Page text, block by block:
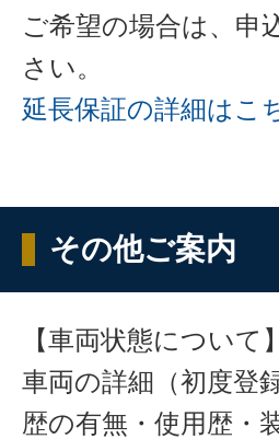
ご希望の場合は、申
さい。
延長保証の詳細はこ
その他ご案内
【車両状態について】
車両の詳細（初度登
歴の有無・使用歴・